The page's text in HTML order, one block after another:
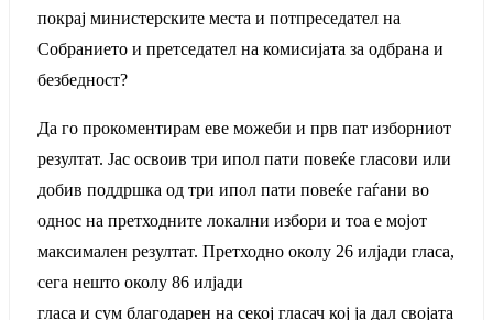
покрај министерските места и потпреседател на
Собранието и претседател на комисијата за одбрана и
безбедност?
Да го прокоментирам еве можеби и прв пат изборниот
резултат. Јас освоив три ипол пати повеќе гласови или
добив поддршка од три ипол пати повеќе гаѓани во
однос на претходните локални избори и тоа е мојот
максимален резултат. Претходно околу 26 илјади гласа,
сега нешто околу 86 илјади
гласа и сум благодарен на секој гласач кој ја дал својата